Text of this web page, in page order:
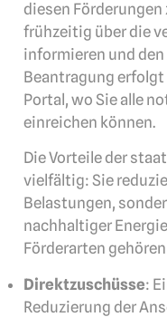
diesen
frühzeitig über die
informieren und
Beantragung erfolgt
Portal, wo Sie alle
einreichen können.
Die Vorteile der
vielfältig: Sie
Belastungen,
nachhaltiger
Förderarten
Direktzuschüsse:
Reduzierung der